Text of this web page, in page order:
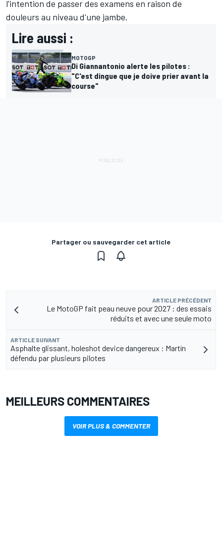
l'intention de passer des examens en raison de
douleurs au niveau d'une jambe.
Lire aussi :
MOTOGP
Di Giannantonio alerte les pilotes :
"C'est dingue que je doive prier avant la
course"
Partager ou sauvegarder cet article
ARTICLE PRÉCÉDENT
Le MotoGP fait peau neuve pour 2027 : des essais
réduits et avec une seule moto
ARTICLE SUIVANT
Asphalte glissant, holeshot device dangereux : Martín
défendu par plusieurs pilotes
MEILLEURS COMMENTAIRES
VOIR PLUS & COMMENTER